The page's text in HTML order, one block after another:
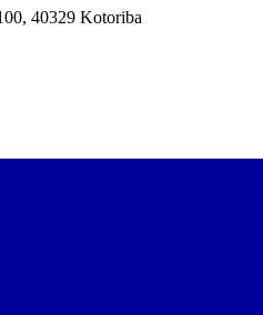
40329 Kotoriba